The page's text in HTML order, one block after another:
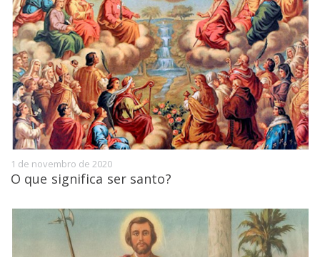
1 de novembro de 2020
O que significa ser santo?